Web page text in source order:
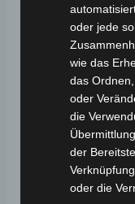
Garantie &
motors.de/
Fahren
https://
Qualität &
oder jede
wie das
das
oder
die
der
oder die